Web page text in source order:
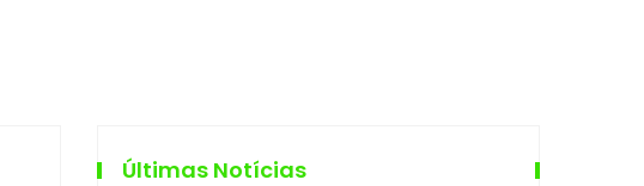
Últimas Notícias